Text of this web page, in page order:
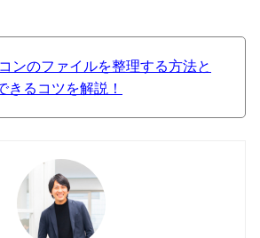
ンのファイルを整理する方法と
きるコツを解説！